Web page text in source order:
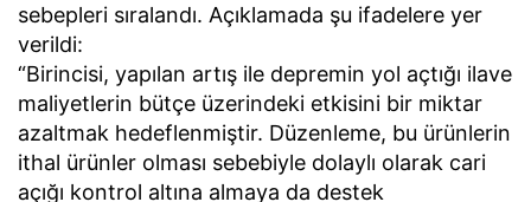
sebepleri sıralandı. Açıklamada şu ifadelere yer
verildi:
“Birincisi, yapılan artış ile depremin yol açtığı ilave
maliyetlerin bütçe üzerindeki etkisini bir miktar
azaltmak hedeflenmiştir. Düzenleme, bu ürünlerin
ithal ürünler olması sebebiyle dolaylı olarak cari
açığı kontrol altına almaya da destek